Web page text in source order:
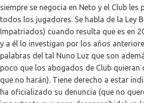
siempre se negocia en Neto y el Club les
todos los jugadores. Se habla de la Ley
Impatriados) cuando resulta que es en
y a él lo investigan por los años
palabras del tal Nuno Luz que son
poco que los abogados de Club quieran
que no harán). Tiene derecho a estar
ha oficializado su denuncia (que no